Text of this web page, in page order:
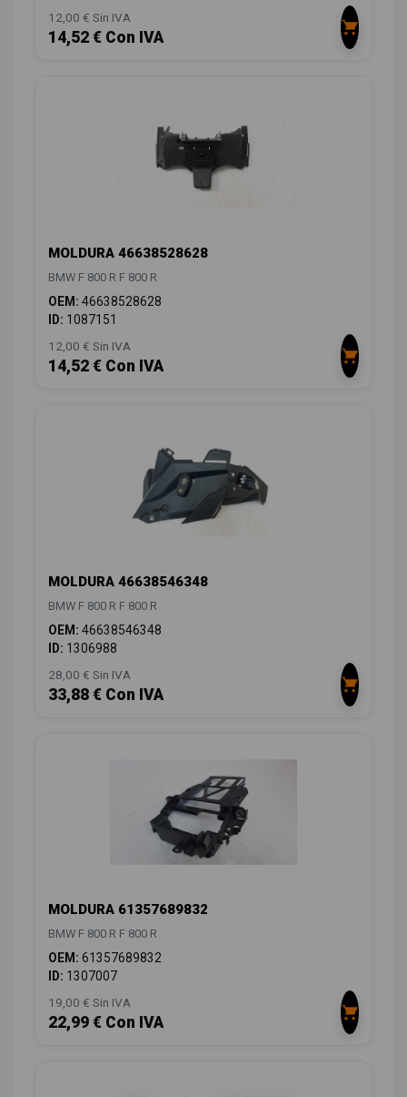
12,00 € Sin IVA
14,52 € Con IVA
MOLDURA 46638528628
BMW F 800 R F 800 R
OEM: 46638528628
ID: 1087151
12,00 € Sin IVA
14,52 € Con IVA
MOLDURA 46638546348
BMW F 800 R F 800 R
OEM: 46638546348
ID: 1306988
28,00 € Sin IVA
33,88 € Con IVA
MOLDURA 61357689832
BMW F 800 R F 800 R
OEM: 61357689832
ID: 1307007
19,00 € Sin IVA
22,99 € Con IVA